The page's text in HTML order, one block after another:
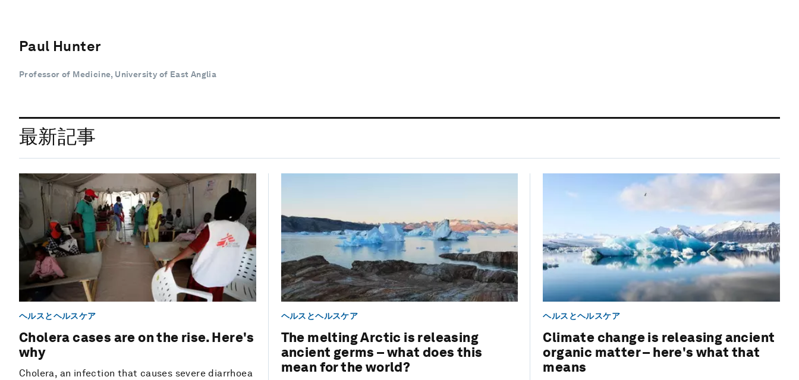
Paul Hunter
Professor of Medicine, University of East Anglia
最新記事
ヘルスとヘルスケア
Cholera cases are on the rise. Here's
why
Cholera, an infection that causes severe diarrhoea
ヘルスとヘルスケア
The melting Arctic is releasing
ancient germs – what does this
mean for the world?
ヘルスとヘルスケア
Climate change is releasing ancient
organic matter – here's what that
means